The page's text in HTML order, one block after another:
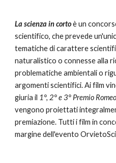
La scienza in corto è un
scientifico, che prevede
tematiche di carattere
naturalistico o connesse alla
problematiche ambientali o
argomenti scientifici. Ai film
giuria il 1°, 2° e 3° Premio
vengono proiettati
premiazione. Tutti i film in
margine dell'evento